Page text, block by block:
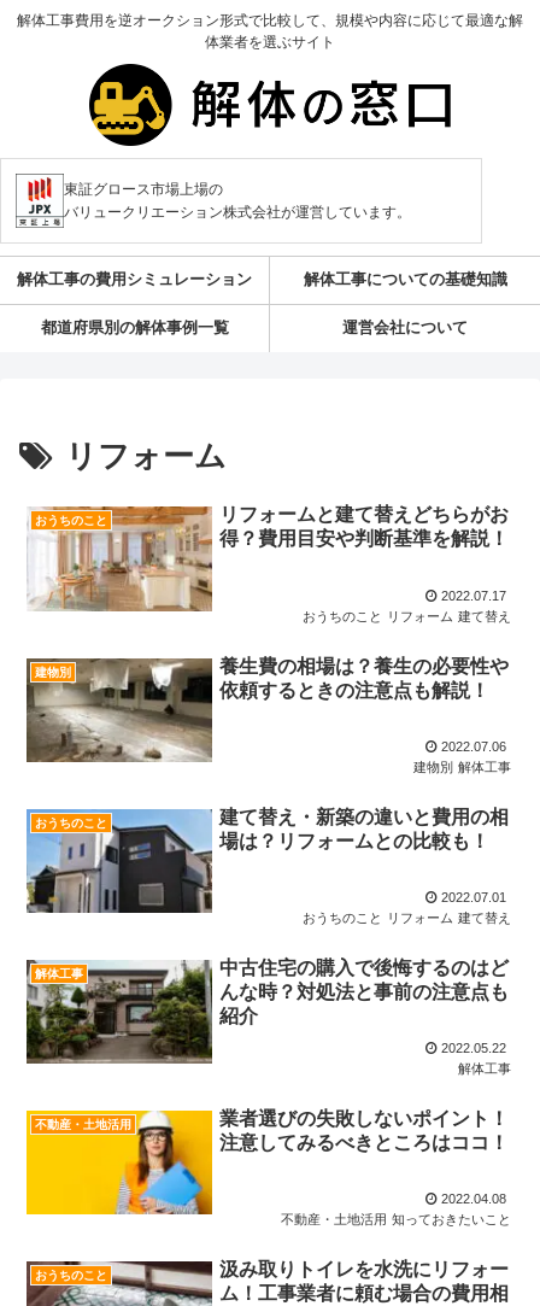
解体工事費用を逆オークション形式で比較して、規模や内容に応じて最適な解
体業者を選ぶサイト
東証グロース市場上場の
バリュークリエーション株式会社が運営しています。
解体工事の費用シミュレーション 解体工事についての基礎知識
都道府県別の解体事例一覧 運営会社について
リフォーム
おうちのこと
リフォームと建て替えどちらがお
得？費用目安や判断基準を解説！
2022.07.17
おうちのこと
リフォーム 建て替え
建物別
養生費の相場は？養生の必要性や
依頼するときの注意点も解説！
2022.07.06
建物別 解体工事
おうちのこと
建て替え・新築の違いと費用の相
場は？リフォームとの比較も！
2022.07.01
おうちのこと
リフォーム 建て替え
解体工事
中古住宅の購入で後悔するのはど
んな時？対処法と事前の注意点も
紹介
2022.05.22
解体工事
不動産・土地活用
業者選びの失敗しないポイント！
注意してみるべきところはココ！
2022.04.08
不動産・土地活用 知っておきたいこと
おうちのこと
汲み取りトイレを水洗にリフォー
ム！工事業者に頼む場合の費用相